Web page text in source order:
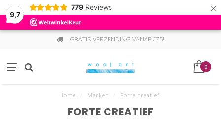
9,7
779 Reviews ×
GRATIS VERZENDING VANAF €75!
0
Home Merken Forte creatief
FORTE CREATIEF